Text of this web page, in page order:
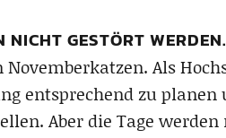
GESTÖRT WERDEN.
Als
entsprechend zu
Aber die Tage